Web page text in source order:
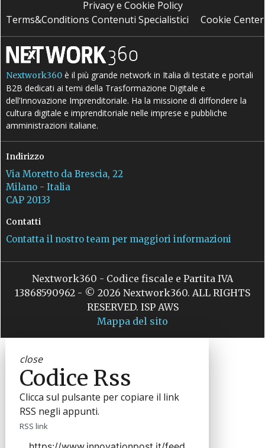
Privacy e Cookie Policy
Terms&Conditions Contenuti Specialistici
Cookie Center
Nextwork360 è il più grande network in Italia di testate e portali
B2B dedicati ai temi della Trasformazione Digitale e
dell’Innovazione Imprenditoriale. Ha la missione di diffondere la
cultura digitale e imprenditoriale nelle imprese e pubbliche
amministrazioni italiane.
Indirizzo
Via Moretto da Brescia, 22
Milano - Italia
CAP 20133
Contatti
Contatta il nostro team per maggiori informazioni
Nextwork360 - Codice fiscale e Partita IVA
13868590962 - © 2026 Nextwork360. ALL RIGHTS
RESERVED. ISP AWS
Mappa del sito
close
Codice Rss
Clicca sul pulsante per copiare il link
RSS negli appunti.
RSS link